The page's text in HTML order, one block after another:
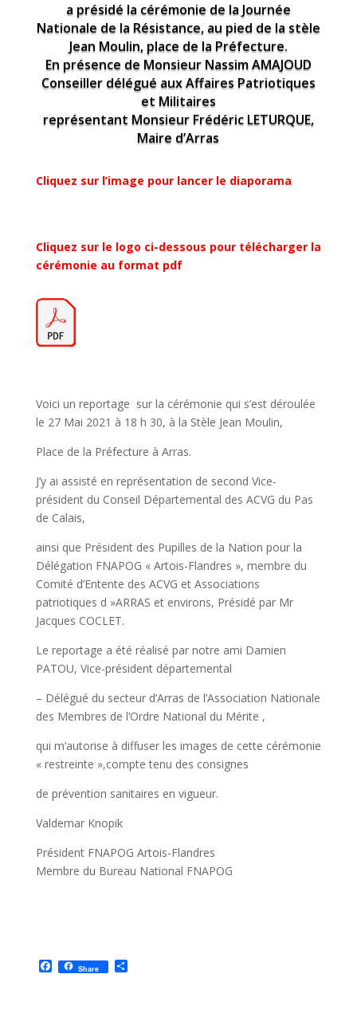
a présidé la cérémonie de la Journée
Nationale de la Résistance, au pied de la stèle
Jean Moulin, place de la Préfecture.
En présence de Monsieur Nassim AMAJOUD
Conseiller délégué aux Affaires Patriotiques
et Militaires
représentant Monsieur Frédéric LETURQUE,
Maire d’Arras
Cliquez sur l’image pour lancer le diaporama
Cliquez sur le logo ci-dessous pour télécharger la
cérémonie au format pdf
Voici un reportage sur la cérémonie qui s’est déroulée
le 27 Mai 2021 à 18 h 30, à la Stèle Jean Moulin,
Place de la Préfecture à Arras.
J’y ai assisté en représentation de second Vice-
président du Conseil Départemental des ACVG du Pas
de Calais,
ainsi que Président des Pupilles de la Nation pour la
Délégation FNAPOG « Artois-Flandres », membre du
Comité d’Entente des ACVG et Associations
patriotiques d »ARRAS et environs, Présidé par Mr
Jacques COCLET.
Le reportage a été réalisé par notre ami Damien
PATOU, Vice-président départemental
– Délégué du secteur d’Arras de l’Association Nationale
des Membres de l’Ordre National du Mérite ,
qui m’autorise à diffuser les images de cette cérémonie
« restreinte »,compte tenu des consignes
de prévention sanitaires en vigueur.
Valdemar Knopik
Président FNAPOG Artois-Flandres
Membre du Bureau National FNAPOG
F
a
Share P